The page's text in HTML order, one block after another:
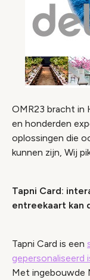
OMR23 bracht in
en honderden
oplossingen die
kunnen zijn, Wij
Tapni Card:
entreekaart kan
Tapni Card is een
gepersonaliseerd
Met ingebouwde